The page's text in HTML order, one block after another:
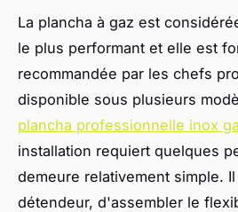
La plancha à gaz est
le plus performant et elle est
recommandée par les chefs
disponible sous plusieurs
plancha professionnelle inox
installation requiert quelques
demeure relativement simple.
détendeur, d'assembler le